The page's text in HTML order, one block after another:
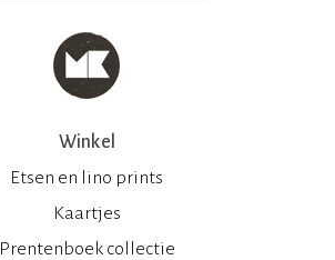
Winkel
Etsen en lino prints
Kaartjes
Prentenboek collectie